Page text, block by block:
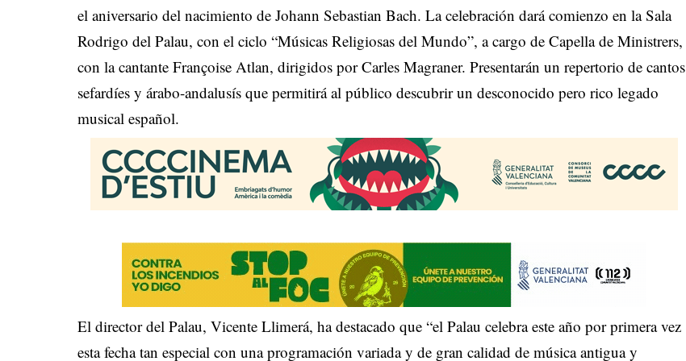
el aniversario del nacimiento de Johann Sebastian Bach. La celebración dará comienzo en la Sala
Rodrigo del Palau, con el ciclo “Músicas Religiosas del Mundo”, a cargo de Capella de Ministrers,
con la cantante Françoise Atlan, dirigidos por Carles Magraner. Presentarán un repertorio de cantos
sefardíes y árabo-andalusís que permitirá al público descubrir un desconocido pero rico legado
musical español.
El director del Palau, Vicente Llimerá, ha destacado que “el Palau celebra este año por primera vez
esta fecha tan especial con una programación variada y de gran calidad de música antigua y